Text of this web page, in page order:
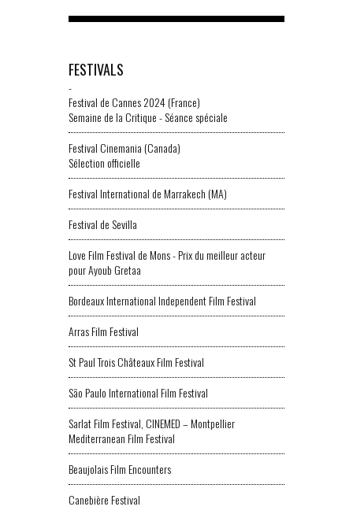
FESTIVALS
-
Festival de Cannes 2024 (France)
Semaine de la Critique - Séance spéciale
Festival Cinemania (Canada)
Sélection officielle
Festival International de Marrakech (MA)
Festival de Sevilla
Love Film Festival de Mons - Prix du meilleur acteur
pour Ayoub Gretaa
Bordeaux International Independent Film Festival
Arras Film Festival
St Paul Trois Châteaux Film Festival
São Paulo International Film Festival
Sarlat Film Festival, CINEMED – Montpellier
Mediterranean Film Festival
Beaujolais Film Encounters
Canebière Festival